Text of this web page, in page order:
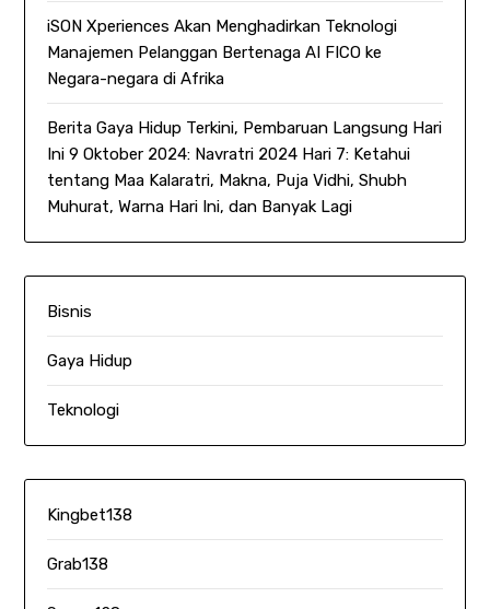
iSON Xperiences Akan Menghadirkan Teknologi
Manajemen Pelanggan Bertenaga AI FICO ke
Negara-negara di Afrika
Berita Gaya Hidup Terkini, Pembaruan Langsung Hari
Ini 9 Oktober 2024: Navratri 2024 Hari 7: Ketahui
tentang Maa Kalaratri, Makna, Puja Vidhi, Shubh
Muhurat, Warna Hari Ini, dan Banyak Lagi
Bisnis
Gaya Hidup
Teknologi
Kingbet138
Grab138